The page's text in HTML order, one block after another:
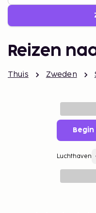
Reizen
Thuis Zweden
Luchthaven